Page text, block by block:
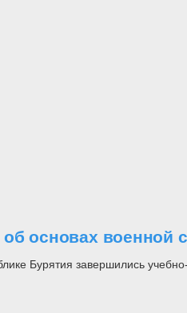
об основах военной
Бурятия завершились